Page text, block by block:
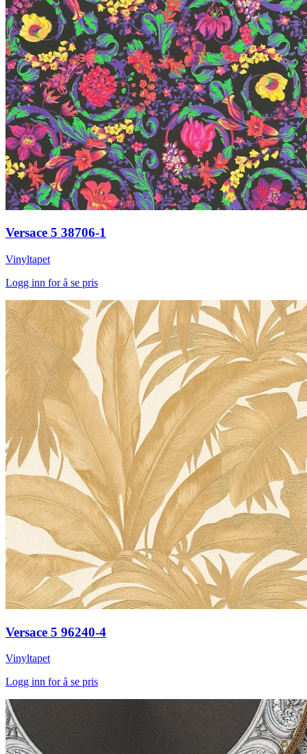
Versace 5 38706-1
Vinyltapet
Logg inn for å se pris
Versace 5 96240-4
Vinyltapet
Logg inn for å se pris